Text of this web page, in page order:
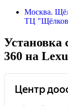
Москва.
ТЦ
Установка
360 на